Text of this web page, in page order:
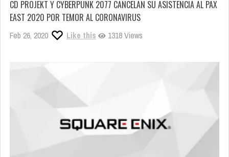
CD PROJEKT Y CYBERPUNK 2077 CANCELAN SU ASISTENCIA AL PAX
EAST 2020 POR TEMOR AL CORONAVIRUS
Feb 26, 2020 Like this 1318 Views